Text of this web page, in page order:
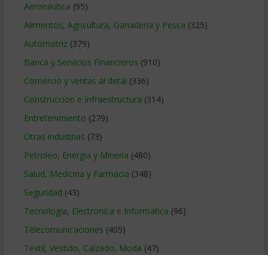
Aeronautica (95)
Alimentos, Agricultura, Ganaderia y Pesca (325)
Automotriz(379)
Banca y Servicios Financieros (910)
Comercio y ventas al detal (336)
Construccion e Infraestructura (314)
Entretenimiento (279)
Otras industrias (73)
Petroleo, Energia y Mineria (480)
Salud, Medicina y Farmacia (348)
Seguridad (43)
Tecnologia, Electronica e Informatica (96)
Telecomunicaciones (405)
Textil, Vestido, Calzado, Moda (47)